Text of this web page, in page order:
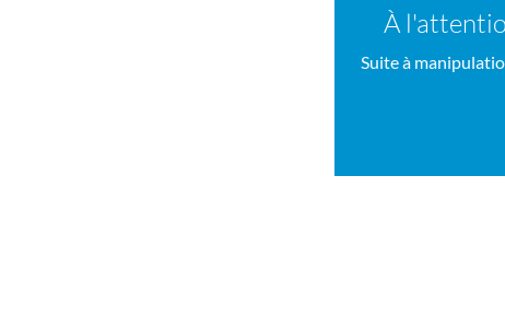
À
Suite à